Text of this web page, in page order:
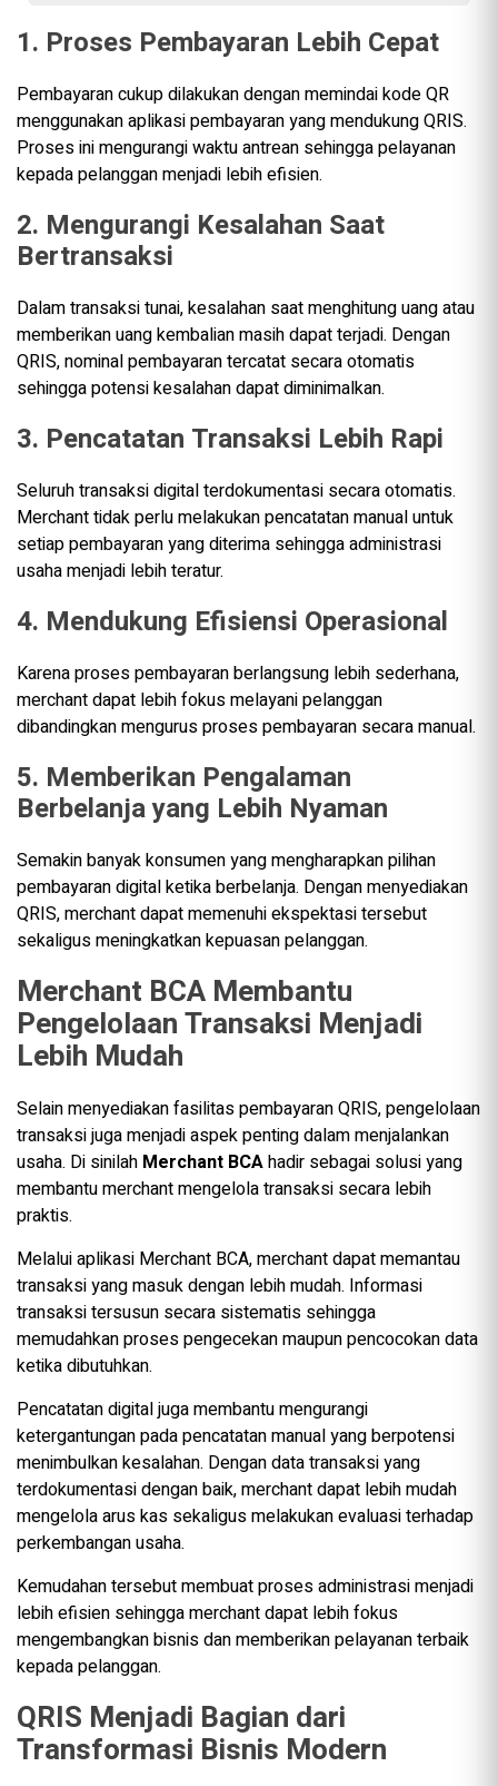
1. Proses Pembayaran Lebih Cepat
Pembayaran cukup dilakukan dengan memindai kode QR
menggunakan aplikasi pembayaran yang mendukung QRIS.
Proses ini mengurangi waktu antrean sehingga pelayanan
kepada pelanggan menjadi lebih efisien.
2. Mengurangi Kesalahan Saat
Bertransaksi
Dalam transaksi tunai, kesalahan saat menghitung uang atau
memberikan uang kembalian masih dapat terjadi. Dengan
QRIS, nominal pembayaran tercatat secara otomatis
sehingga potensi kesalahan dapat diminimalkan.
3. Pencatatan Transaksi Lebih Rapi
Seluruh transaksi digital terdokumentasi secara otomatis.
Merchant tidak perlu melakukan pencatatan manual untuk
setiap pembayaran yang diterima sehingga administrasi
usaha menjadi lebih teratur.
4. Mendukung Efisiensi Operasional
Karena proses pembayaran berlangsung lebih sederhana,
merchant dapat lebih fokus melayani pelanggan
dibandingkan mengurus proses pembayaran secara manual.
5. Memberikan Pengalaman
Berbelanja yang Lebih Nyaman
Semakin banyak konsumen yang mengharapkan pilihan
pembayaran digital ketika berbelanja. Dengan menyediakan
QRIS, merchant dapat memenuhi ekspektasi tersebut
sekaligus meningkatkan kepuasan pelanggan.
Merchant BCA Membantu
Pengelolaan Transaksi Menjadi
Lebih Mudah
Selain menyediakan fasilitas pembayaran QRIS, pengelolaan
transaksi juga menjadi aspek penting dalam menjalankan
usaha. Di sinilah Merchant BCAhadir sebagai solusi yang
membantu merchant mengelola transaksi secara lebih
praktis.
Melalui aplikasi Merchant BCA, merchant dapat memantau
transaksi yang masuk dengan lebih mudah. Informasi
transaksi tersusun secara sistematis sehingga
memudahkan proses pengecekan maupun pencocokan data
ketika dibutuhkan.
Pencatatan digital juga membantu mengurangi
ketergantungan pada pencatatan manual yang berpotensi
menimbulkan kesalahan. Dengan data transaksi yang
terdokumentasi dengan baik, merchant dapat lebih mudah
mengelola arus kas sekaligus melakukan evaluasi terhadap
perkembangan usaha.
Kemudahan tersebut membuat proses administrasi menjadi
lebih efisien sehingga merchant dapat lebih fokus
mengembangkan bisnis dan memberikan pelayanan terbaik
kepada pelanggan.
QRIS Menjadi Bagian dari
Transformasi Bisnis Modern